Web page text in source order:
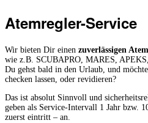
Atemregler-Service
Wir bieten Dir einen zuverlässigen
wie z.B. SCUBAPRO, MARES,
Du gehst bald in den Urlaub, und
checken lassen, oder revidieren?
Das ist absolut Sinnvoll und
geben als Service-Intervall 1 Jahr bzw.
zuerst eintritt – an.